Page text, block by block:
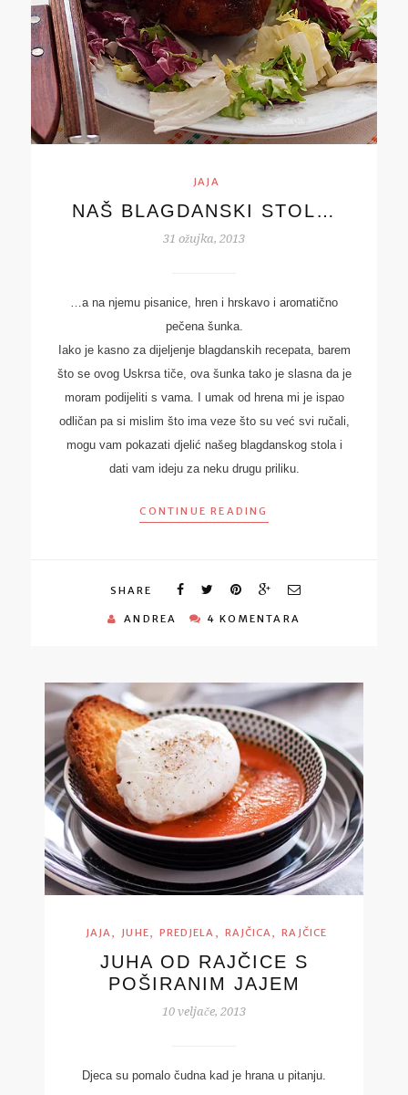
JAJA
NAŠ BLAGDANSKI STOL…
31 ožujka, 2013
…a na njemu pisanice, hren i hrskavo i aromatično
pečena šunka.
Iako je kasno za dijeljenje blagdanskih recepata, barem
što se ovog Uskrsa tiče, ova šunka tako je slasna da je
moram podijeliti s vama. I umak od hrena mi je ispao
odličan pa si mislim što ima veze što su već svi ručali,
mogu vam pokazati djelić našeg blagdanskog stola i
dati vam ideju za neku drugu priliku.
CONTINUE READING
SHARE
ANDREA 4 KOMENTARA
JAJA, JUHE, PREDJELA , RAJČICA, RAJČICE
JUHA OD RAJČICE S
POŠIRANIM JAJEM
10 veljače, 2013
Djeca su pomalo čudna kad je hrana u pitanju.